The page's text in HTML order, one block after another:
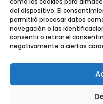
como las cookies para
del dispositivo. El
permitirá procesar datos
navegación o las
consentir o retirar el
negativamente a ciertas
Instituto de
Ctra. de la
DERECHOS RESERVADOS.